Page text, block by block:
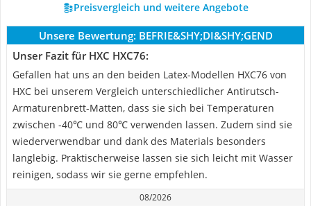
Preisvergleich und weitere Angebote
Unsere Bewertung: BEFRIE&SHY;DI&SHY;GEND
Unser Fazit für HXC ‎HXC76:
Gefallen hat uns an den beiden Latex-Modellen HXC76 von
HXC bei unserem Vergleich unterschiedlicher Antirutsch-
Armaturenbrett-Matten, dass sie sich bei Temperaturen
zwischen -40℃ und 80℃ verwenden lassen. Zudem sind sie
wiederverwendbar und dank des Materials besonders
langlebig. Praktischerweise lassen sie sich leicht mit Wasser
reinigen, sodass wir sie gerne empfehlen.
08/2026